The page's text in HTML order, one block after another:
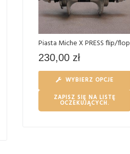
Piasta Miche X PRESS flip/flop
230,00 zł
WYBIERZ OPCJE
ZAPISZ SIĘ NA LISTĘ
OCZEKUJĄCYCH.